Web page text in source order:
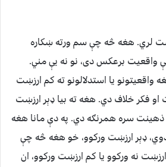
لري. هغه څه چې سم ورته ښکاره
واقعیت برعکس دی، نو نه یې مني.
واقعیتونو یا استدلالونو ته کم ارزښت
فکر خلاف دي. هغه ته بیا ډېر ارزښت
ذهینت سره همرنګه دي. په دې مانا هغه
ډېر ارزښت ورکوو، خو هغه څه چې
نه ورکوو یا کم ارزښت ورکوو، ان